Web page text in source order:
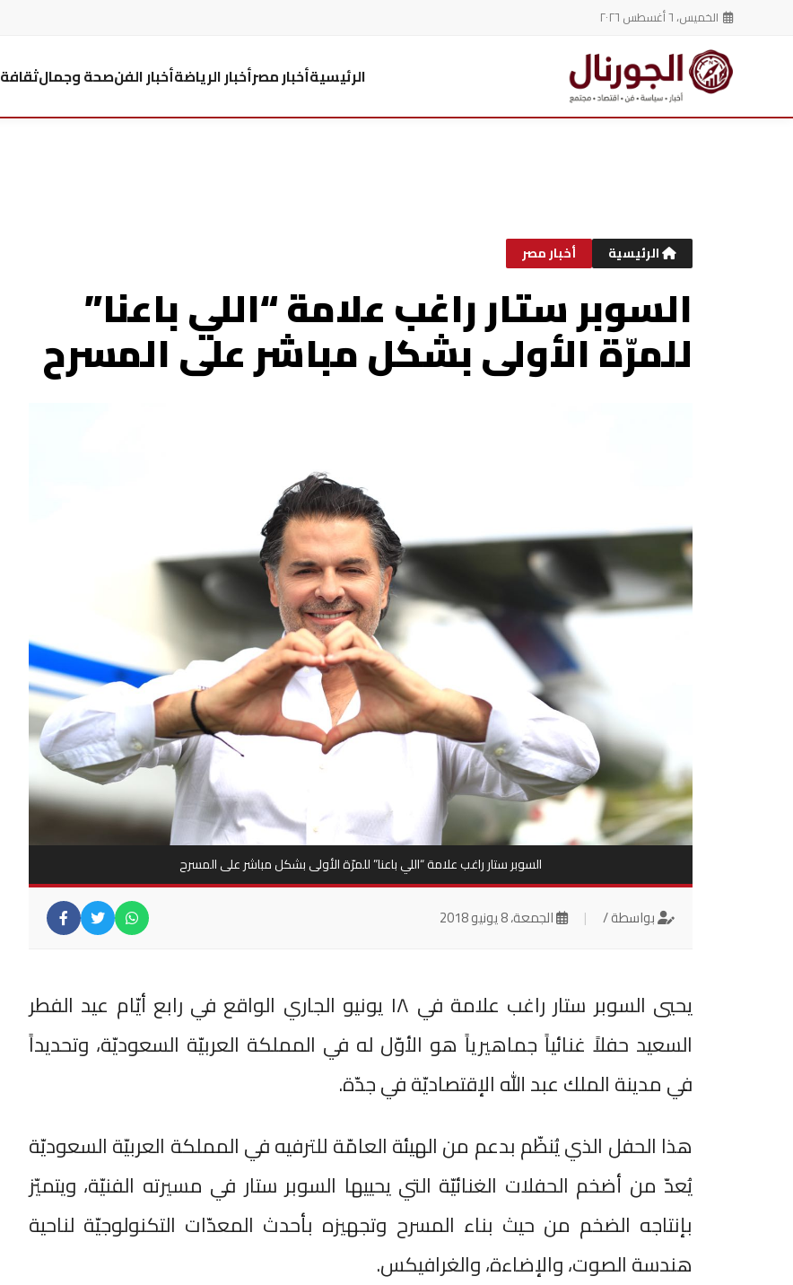
الخميس، ٦ أغسطس ٢٠٢٦
الرئيسيةأخبار مصرأخبار الرياضةأخبار الفنصحة وجمالثقافة
الرئيسية أخبار مصر
السوبر ستار راغب علامة “اللي باعنا”
للمرّة الأولى بشكل مباشر على المسرح
السوبر ستار راغب علامة “اللي باعنا” للمرّة الأولى بشكل مباشر على المسرح
بواسطة / | الجمعة، 8 يونيو 2018
يحيي السوبر ستار راغب علامة في ١٨ يونيو الجاري الواقع في رابع أيّام عيد الفطر
السعيد حفلاً غنائياً جماهيرياً هو الأوّل له في المملكة العربيّة السعوديّة، وتحديداً
في مدينة الملك عبد الله الإقتصاديّة في جدّة.
هذا الحفل الذي يُنظّم بدعم من الهيئة العامّة للترفيه في المملكة العربيّة السعوديّة
يُعدّ من أضخم الحفلات الغنائيّة التي يحييها السوبر ستار في مسيرته الفنيّة، ويتميّز
بإنتاجه الضخم من حيث بناء المسرح وتجهيزه بأحدث المعدّات التكنولوجيّة لناحية
هندسة الصوت، والإضاءة، والغرافيكس.